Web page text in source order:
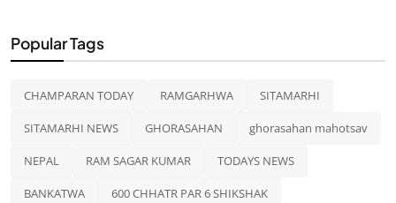
Popular Tags
CHAMPARAN TODAY RAMGARHWA SITAMARHI
SITAMARHI NEWS GHORASAHAN ghorasahan mahotsav
NEPAL RAM SAGAR KUMAR TODAYS NEWS
BANKATWA 600 CHHATR PAR 6 SHIKSHAK